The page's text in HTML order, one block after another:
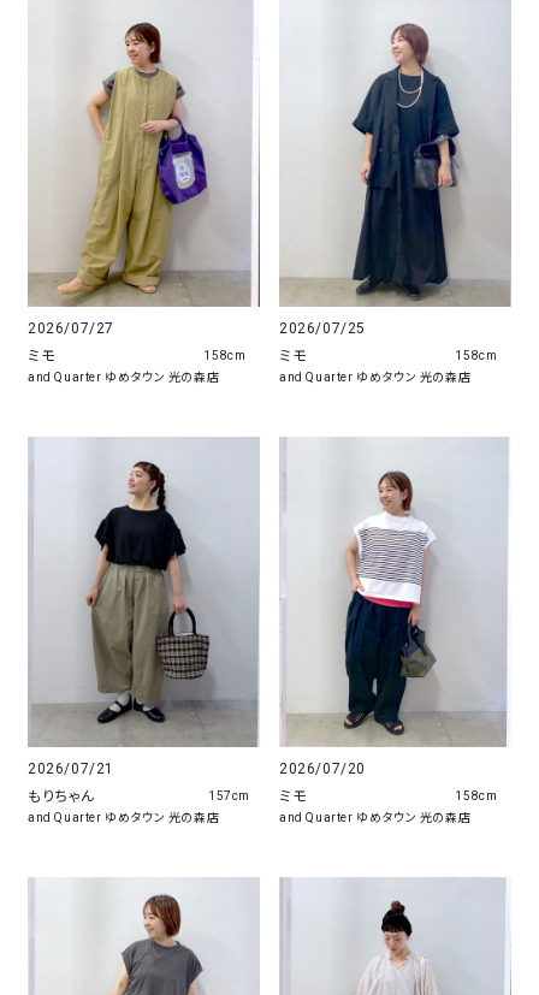
2026/07/27
ミモ
and Quarter ゆめタウン 光の森店
158cm
2026/07/25
ミモ
and Quarter ゆめタウン 光の森店
158cm
2026/07/21
もりちゃん
and Quarter ゆめタウン 光の森店
157cm
2026/07/20
ミモ
and Quarter ゆめタウン 光の森店
158cm